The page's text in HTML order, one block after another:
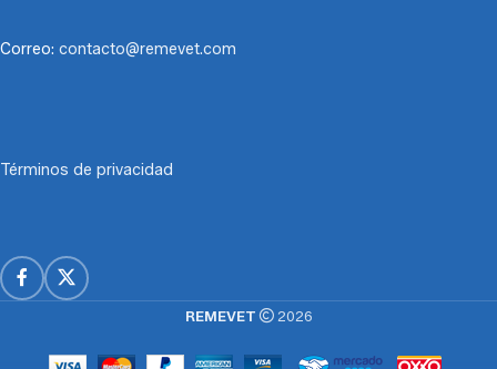
Correo: contacto@remevet.com
Términos de privacidad
REMEVET 2026